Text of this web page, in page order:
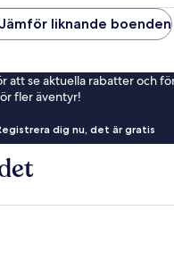
Jämför liknande boenden
att se aktuella rabatter och
fler äventyr!
dig nu, det är gratis